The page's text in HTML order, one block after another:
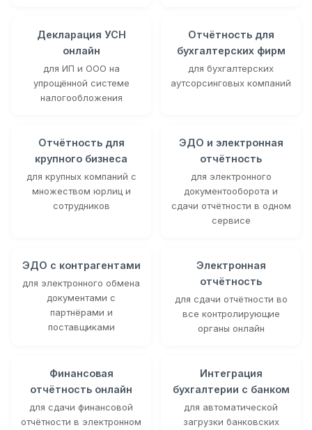
Декларация УСН
онлайн
для ИП и ООО на
упрощённой системе
налогообложения
Отчётность для
бухгалтерских фирм
для бухгалтерских
аутсорсинговых компаний
Отчётность для
крупного бизнеса
для крупных компаний с
множеством юрлиц и
сотрудников
ЭДО и электронная
отчётность
для электронного
документооборота и
сдачи отчётности в одном
сервисе
ЭДО с контрагентами
для электронного обмена
документами с
партнёрами и
поставщиками
Электронная
отчётность
для сдачи отчётности во
все контролирующие
органы онлайн
Финансовая
отчётность онлайн
для сдачи финансовой
отчётности в электронном
Интеграция
бухгалтерии с банком
для автоматической
загрузки банковских